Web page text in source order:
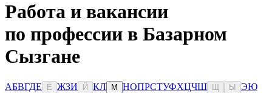
Работа и вакансии
по профессии в Базарном
Сызгане
АБВГДЕ Ё ЖЗИ Й КЛ М НОПРСТУФХЦЧШ Ы ЭЮ